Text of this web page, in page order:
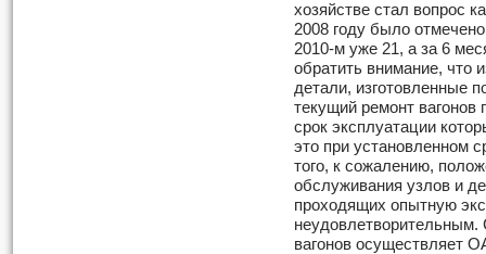
хозяйстве стал вопрос
2008 году было
2010-м уже 21, а за 6
обратить внимание, что
детали, изготовленные
текущий ремонт
срок эксплуатации
это при установленном
того, к сожалению,
обслуживания узлов и
проходящих опытную
неудовлетворительным.
вагонов осуществляет